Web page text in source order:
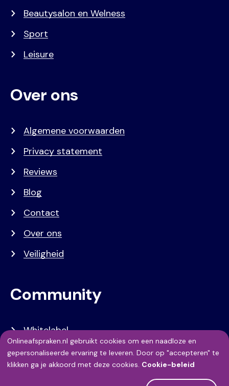
Beautysalon en Welness
Sport
Leisure
Over ons
Algemene voorwaarden
Privacy statement
Reviews
Blog
Contact
Over ons
Veiligheid
Community
Whitelabel
Developers
API Referentie
Gebruik
van
Onlineafspraken.nl gebruikt cookies om een naadloze en
gepersonaliseerde ervaring te leveren. Door op "accepteren" te
klikken ga je akkoord met deze cookies. Cookie-beleid